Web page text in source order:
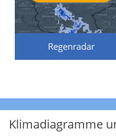
Regenradar
Klimadiagramme